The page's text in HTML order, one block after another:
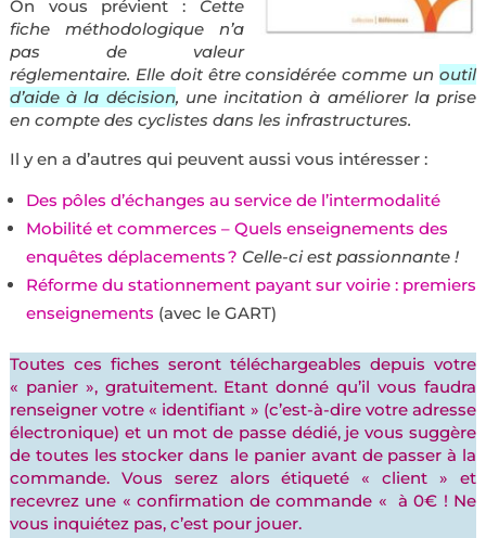
On vous prévient : Cette
fiche méthodologique n’a
pas de valeur
réglementaire. Elle doit être considérée comme unoutil
d’aide à la décision, une incitation à améliorer la prise
en compte des cyclistes dans les infrastructures.
Il y en a d’autres qui peuvent aussi vous intéresser :
Des pôles d’échanges au service de l’intermodalité
Mobilité et commerces – Quels enseignements des
enquêtes déplacements ? Celle-ci est passionnante !
Réforme du stationnement payant sur voirie : premiers
enseignements (avec le GART)
Toutes ces fiches seront téléchargeables depuis votre
« panier », gratuitement. Etant donné qu’il vous faudra
renseigner votre « identifiant » (c’est-à-dire votre adresse
électronique) et un mot de passe dédié, je vous suggère
de toutes les stocker dans le panier avant de passer à la
commande. Vous serez alors étiqueté « client » et
recevrez une « confirmation de commande « à 0€ ! Ne
vous inquiétez pas, c’est pour jouer.